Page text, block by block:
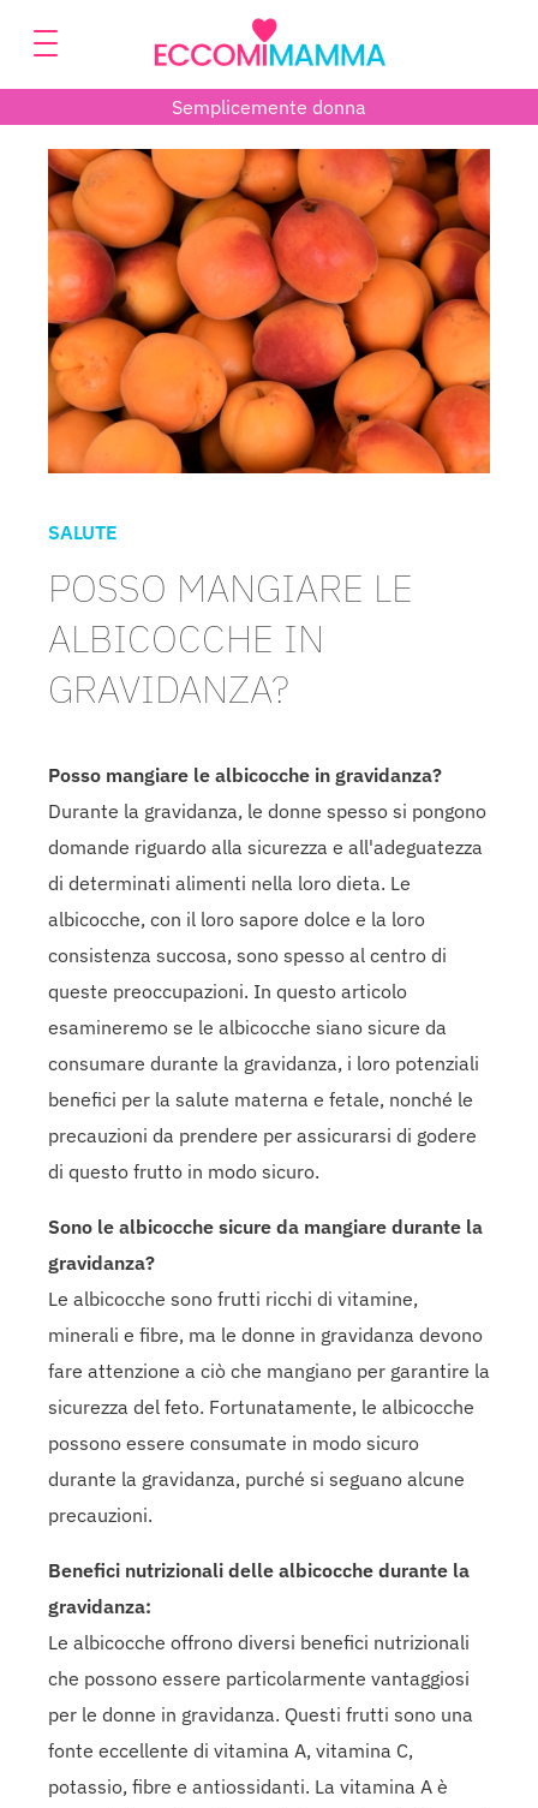
Semplicemente donna
SALUTE
POSSO MANGIARE LE
ALBICOCCHE IN
GRAVIDANZA?
Posso mangiare le albicocche in gravidanza?
Durante la gravidanza, le donne spesso si pongono
domande riguardo alla sicurezza e all'adeguatezza
di determinati alimenti nella loro dieta. Le
albicocche, con il loro sapore dolce e la loro
consistenza succosa, sono spesso al centro di
queste preoccupazioni. In questo articolo
esamineremo se le albicocche siano sicure da
consumare durante la gravidanza, i loro potenziali
benefici per la salute materna e fetale, nonché le
precauzioni da prendere per assicurarsi di godere
di questo frutto in modo sicuro.
Sono le albicocche sicure da mangiare durante la
gravidanza?
Le albicocche sono frutti ricchi di vitamine,
minerali e fibre, ma le donne in gravidanza devono
fare attenzione a ciò che mangiano per garantire la
sicurezza del feto. Fortunatamente, le albicocche
possono essere consumate in modo sicuro
durante la gravidanza, purché si seguano alcune
precauzioni.
Benefici nutrizionali delle albicocche durante la
gravidanza:
Le albicocche offrono diversi benefici nutrizionali
che possono essere particolarmente vantaggiosi
per le donne in gravidanza. Questi frutti sono una
fonte eccellente di vitamina A, vitamina C,
potassio, fibre e antiossidanti. La vitamina A è